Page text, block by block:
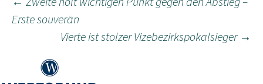
Beitragsnavigation
Erste souverän
Vierte ist stolzer Vizebezirkspokalsieger →